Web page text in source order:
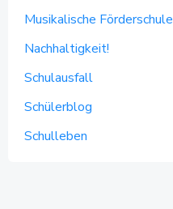
Musikalische Förderschule
Nachhaltigkeit!
Schulausfall
Schülerblog
Schulleben